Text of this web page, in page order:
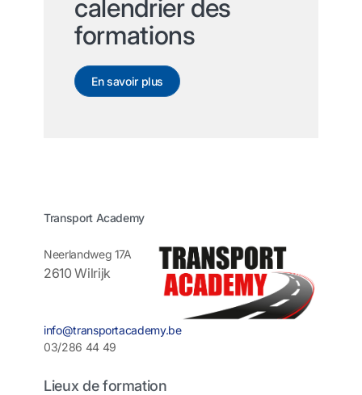
calendrier des
formations
En savoir plus
Transport Academy
Neerlandweg 17A
2610 Wilrijk
info@transportacademy.be
03/286 44 49
Lieux de formation